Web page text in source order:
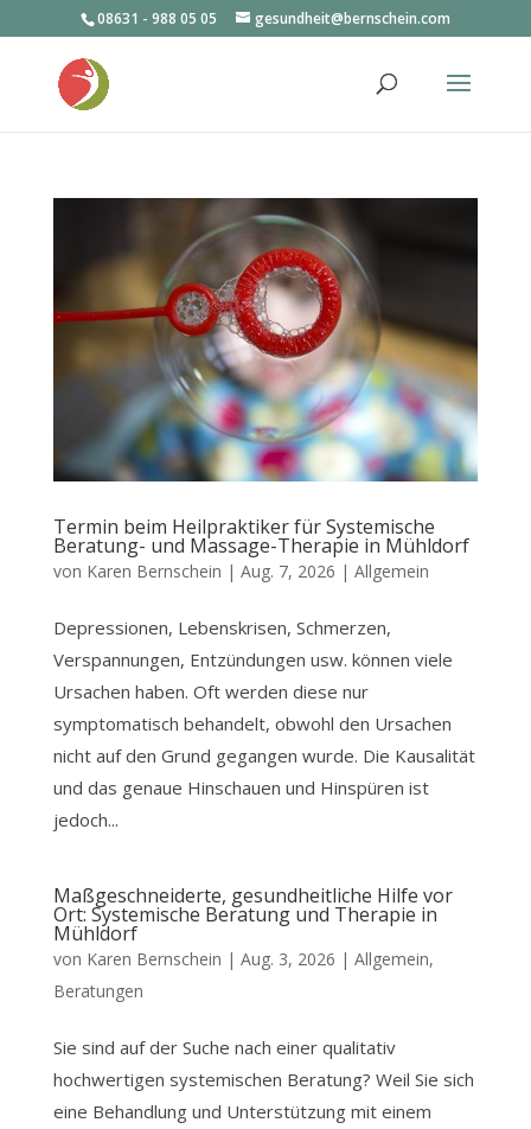
08631 - 988 05 05 gesundheit@bernschein.com
Termin beim Heilpraktiker für Systemische
Beratung- und Massage-Therapie in Mühldorf
von Karen Bernschein | Aug. 7, 2026 | Allgemein
Depressionen, Lebenskrisen, Schmerzen,
Verspannungen, Entzündungen usw. können viele
Ursachen haben. Oft werden diese nur
symptomatisch behandelt, obwohl den Ursachen
nicht auf den Grund gegangen wurde. Die Kausalität
und das genaue Hinschauen und Hinspüren ist
jedoch...
Maßgeschneiderte, gesundheitliche Hilfe vor
Ort: Systemische Beratung und Therapie in
Mühldorf
von Karen Bernschein | Aug. 3, 2026 | Allgemein,
Beratungen
Sie sind auf der Suche nach einer qualitativ
hochwertigen systemischen Beratung? Weil Sie sich
eine Behandlung und Unterstützung mit einem